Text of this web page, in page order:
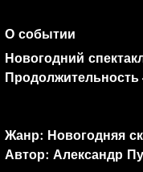
О событии
Новогодний
Жанр: Новогодняя
Автор: Александр